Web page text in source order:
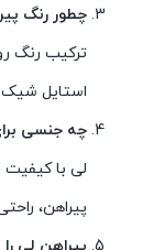
چطور رنگ
ترکیب رنگ
استایل شیک
چه جنسی
لی با کیفیت
پیراهن،